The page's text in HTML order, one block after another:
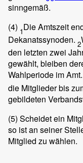
sinngemäß.
(4) 1Die Amtszeit
Dekanatssynoden. 2
den letzten zwei
gewählt, bleiben
Wahlperiode im Amt.
die Mitglieder bis
gebildeten
(5) Scheidet ein
so ist an seiner
Mitglied zu wählen.